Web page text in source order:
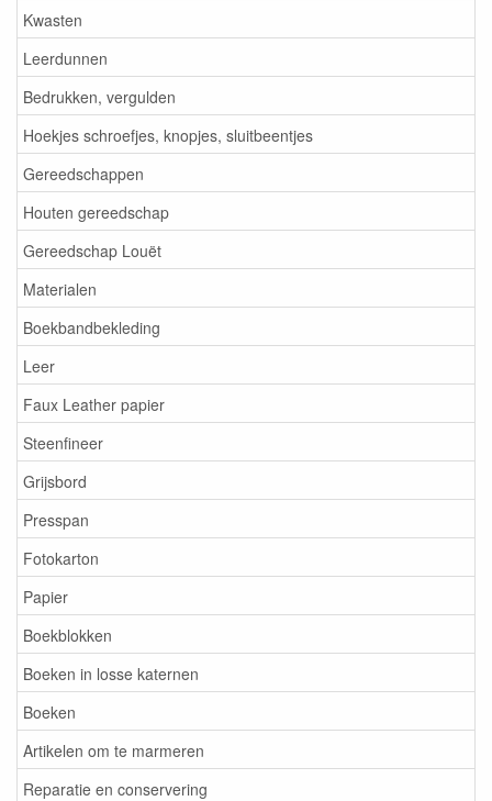
Kwasten
Leerdunnen
Bedrukken, vergulden
Hoekjes schroefjes, knopjes, sluitbeentjes
Gereedschappen
Houten gereedschap
Gereedschap Louët
Materialen
Boekbandbekleding
Leer
Faux Leather papier
Steenfineer
Grijsbord
Presspan
Fotokarton
Papier
Boekblokken
Boeken in losse katernen
Boeken
Artikelen om te marmeren
Reparatie en conservering